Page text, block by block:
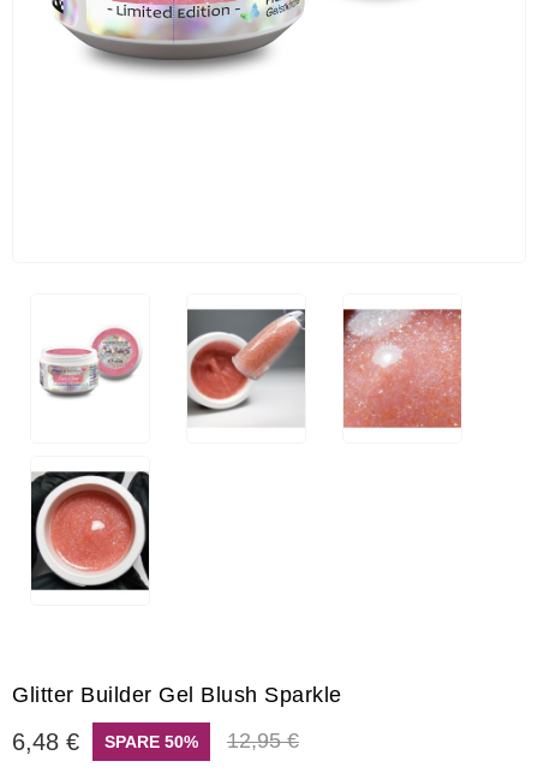
Glitter Builder Gel Blush Sparkle
6,48 € SPARE 50% 12,95 €